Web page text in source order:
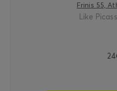
Frinis 55,
Like